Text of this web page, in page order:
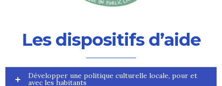
Les dispositifs d’aide
Développer une politique culturelle locale, pour et
avec les habitants